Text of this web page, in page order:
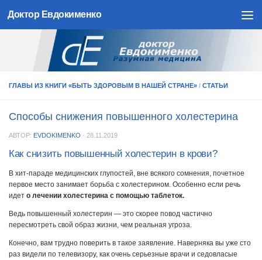
Skip to content
Доктор Евдокименко
ГЛАВЫ ИЗ КНИГИ «БЫТЬ ЗДОРОВЫМ В НАШЕЙ СТРАНЕ» / СТАТЬИ
Способы снижения повышенного холестерина
АВТОР: EVDOKIMENKO · 28.11.2019
Как снизить повышенный холестерин в крови?
В хит-параде медицинских глупостей, вне всякого сомнения, почетное
первое место занимает борьба с холестерином. Особенно если речь
идет о лечении холестерина с помощью таблеток.
Ведь повышенный холестерин — это скорее повод частично
пересмотреть свой образ жизни, чем реальная угроза.
Конечно, вам трудно поверить в такое заявление. Наверняка вы уже сто
раз видели по телевизору, как очень серьезные врачи и седовласые